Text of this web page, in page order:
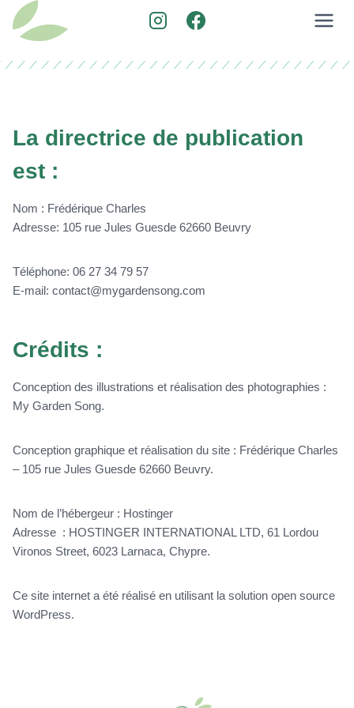
Aller
La directrice de publication
est :
Nom : Frédérique Charles
Adresse: 105 rue Jules Guesde 62660 Beuvry
Téléphone: 06 27 34 79 57
E-mail: contact@mygardensong.com
Crédits :
Conception des illustrations et réalisation des photographies :
My Garden Song.
Conception graphique et réalisation du site : Frédérique Charles
– 105 rue Jules Guesde 62660 Beuvry.
Nom de l’hébergeur : Hostinger
Adresse : HOSTINGER INTERNATIONAL LTD, 61 Lordou
Vironos Street, 6023 Larnaca, Chypre.
Ce site internet a été réalisé en utilisant la solution open source
WordPress.